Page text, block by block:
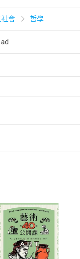
社會 哲學
權合理例外情事適用
商品為電子書，屬
，並於「我的訂單」
您辦理退款事宜。
無法以單支商品取消
登入帳號
Login